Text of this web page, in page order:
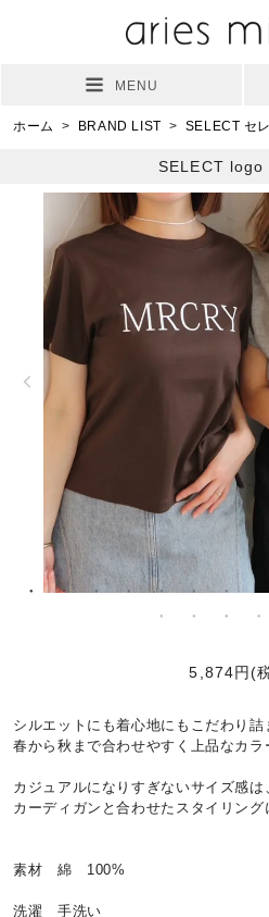
MENU
ホーム > BRAND LIST > SELECT セ
SELECT logo
5,874円(
シルエットにも着心地にもこだわり詰
春から秋まで合わせやすく上品なカラ
カジュアルになりすぎないサイズ感は
カーディガンと合わせたスタイリン
素材 綿 100%
洗濯 手洗い